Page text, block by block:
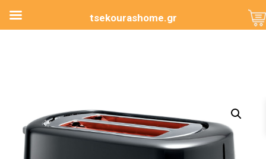
tsekourashome.gr